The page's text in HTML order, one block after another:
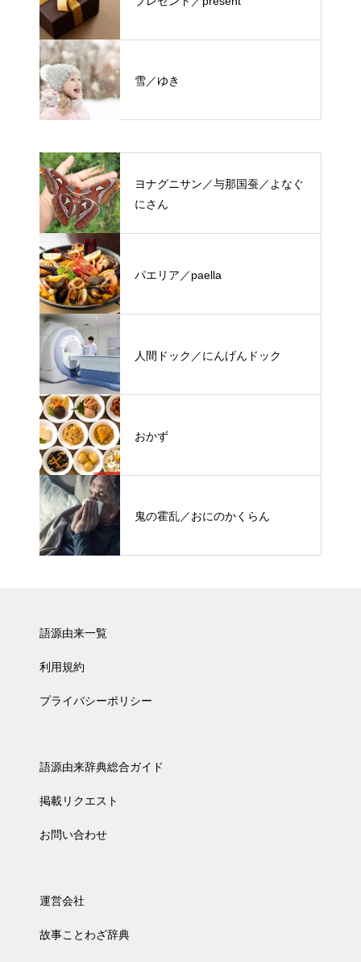
雪／ゆき
ヨナグニサン／与那国蚕／よなぐ
にさん
パエリア／paella
人間ドック／にんげんドック
おかず
鬼の霍乱／おにのかくらん
語源由来一覧
利用規約
プライバシーポリシー
語源由来辞典総合ガイド
掲載リクエスト
お問い合わせ
運営会社
故事ことわざ辞典